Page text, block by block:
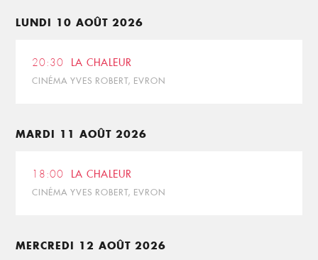
LUNDI 10 AOÛT 2026
20:30 LA CHALEUR
CINÉMA YVES ROBERT, EVRON
MARDI 11 AOÛT 2026
18:00 LA CHALEUR
CINÉMA YVES ROBERT, EVRON
MERCREDI 12 AOÛT 2026